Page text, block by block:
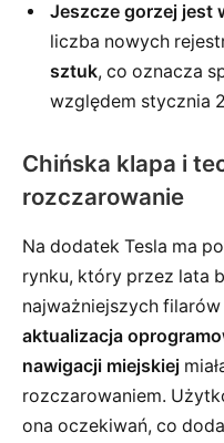
Jeszcze gorzej jest
liczba nowych
sztuk, co oznacza
względem stycznia
Chińska klapa i
rozczarowanie
Na dodatek Tesla ma
rynku, który przez lata
najważniejszych
aktualizacja
nawigacji miejskiej
rozczarowaniem.
ona oczekiwań, co